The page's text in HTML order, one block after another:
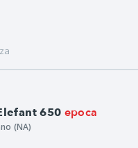
650 epoca
(NA)